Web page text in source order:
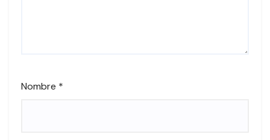
Nombre *